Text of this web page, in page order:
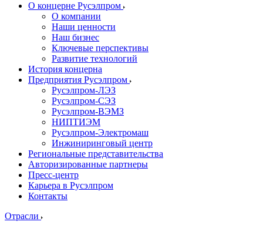
О концерне Русэлпром
О компании
Наши ценности
Наш бизнес
Ключевые перспективы
Развитие технологий
История концерна
Предприятия Русэлпром
Русэлпром-ЛЭЗ
Русэлпром-СЭЗ
Русэлпром-ВЭМЗ
НИПТИЭМ
Русэлпром-Электромаш
Инжиниринговый центр
Региональные представительства
Авторизированные партнеры
Пресс-центр
Карьера в Русэлпром
Контакты
Отрасли